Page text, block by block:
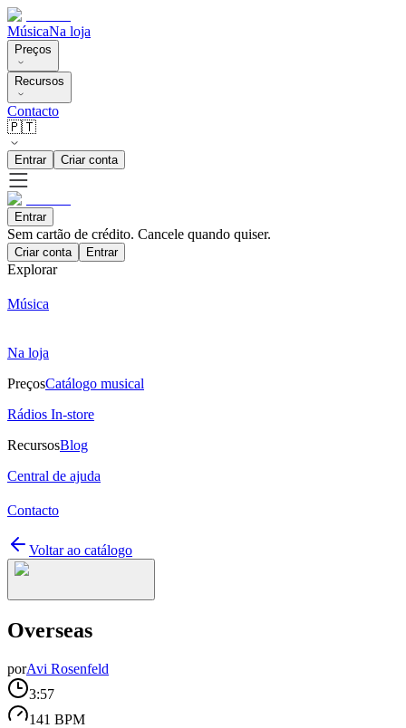
MúsicaNa loja
Preços
Recursos
Contacto
🇵🇹
Entrar Criar conta
Entrar
Sem cartão de crédito. Cancele quando quiser.
Criar conta Entrar
Explorar
Música
Na loja
PreçosCatálogo musical
Rádios In-store
RecursosBlog
Central de ajuda
Contacto
Voltar ao catálogo
Overseas
porAvi Rosenfeld
3:57
141 BPM